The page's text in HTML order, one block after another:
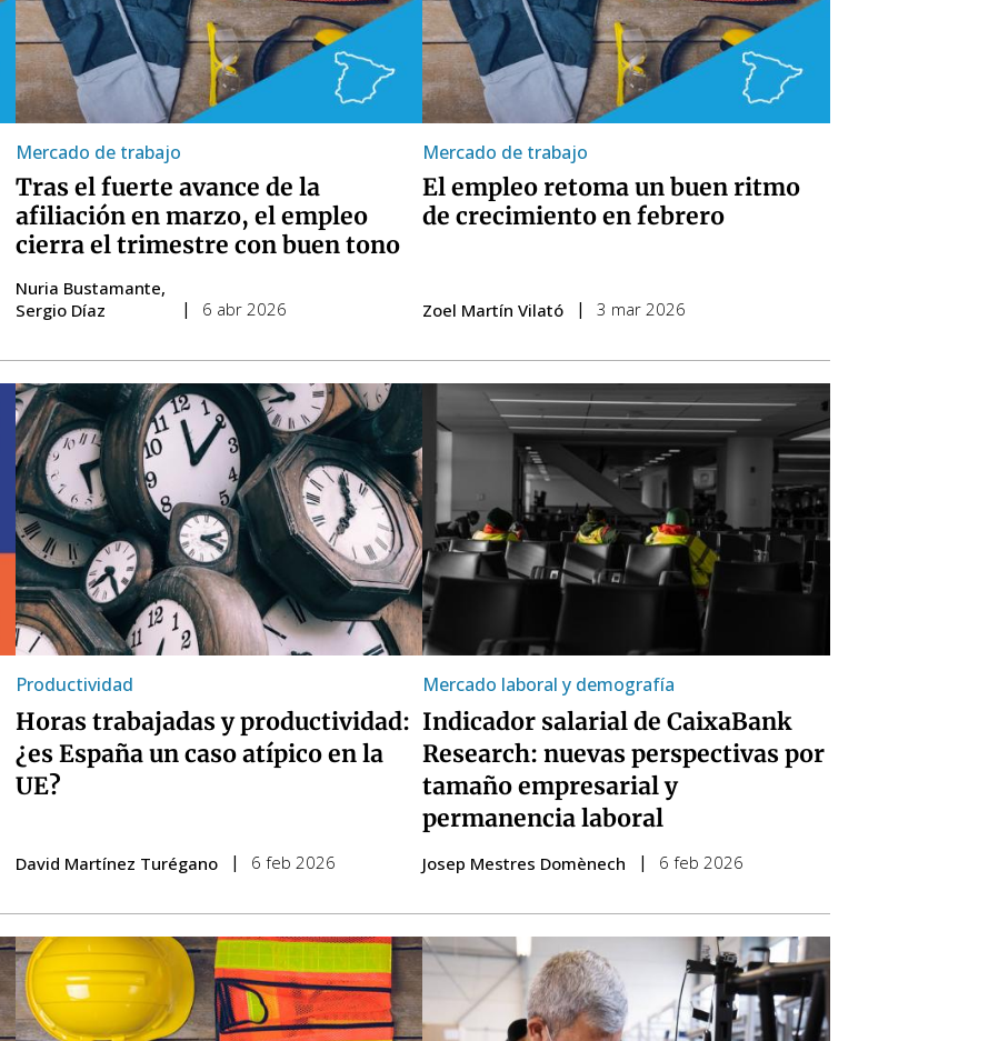
Mercado de trabajo
Tras el fuerte avance de la
afiliación en marzo, el empleo
cierra el trimestre con buen tono
Nuria Bustamante
Sergio Díaz
6 abr 2026
Mercado de trabajo
El empleo retoma un buen ritmo
de crecimiento en febrero
Zoel Martín Vilató 3 mar 2026
Productividad
Horas trabajadas y productividad:
¿es España un caso atípico en la
UE?
David Martínez Turégano 6 feb 2026
Mercado laboral y demografía
Indicador salarial de CaixaBank
Research: nuevas perspectivas por
tamaño empresarial y
permanencia laboral
Josep Mestres Domènech 6 feb 2026